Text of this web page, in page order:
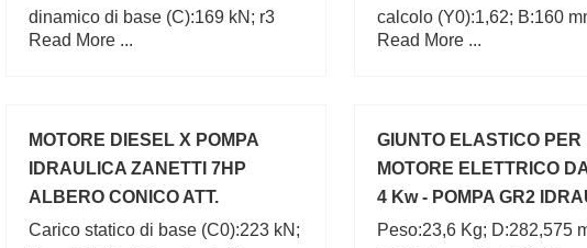
dinamico di base (C):169 kN; r3
min.:3,3 mm; d1:92,8 mm; Fattore
Read More ...
calcolo (Y0):1,62; B:160
max.:3 mm;
Read More ...
MOTORE DIESEL X POMPA
IDRAULICA ZANETTI 7HP
ALBERO CONICO ATT.
LOMBARDINI ZDM78C
Carico statico di base (C0):223 kN;
GIUNTO ELASTICO PER
MOTORE ELETTRICO
4 Kw - POMPA GR2
Peso:23,6 Kg; D:282,575